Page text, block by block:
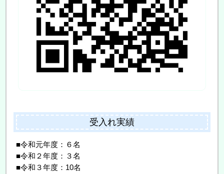
受入れ実績
■令和元年度：６名
■令和２年度：３名
■令和３年度：10名